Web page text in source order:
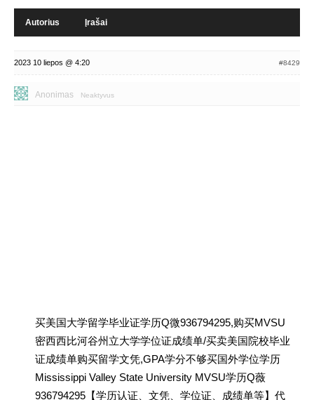
Autorius Įrašai
2023 10 liepos @ 4:20 #8429
Anonimas Neaktyvus
买美国大学留学毕业证学历Q微936794295,购买MVSU
密西西比河谷州立大学学位证成绩单/买卖美国院校毕业
证成绩单购买留学文凭,GPA学分不够买国外学位学历
Mississippi Valley State University MVSU学历Q薇
936794295【学历认证、文凭、学位证、成绩单等】代